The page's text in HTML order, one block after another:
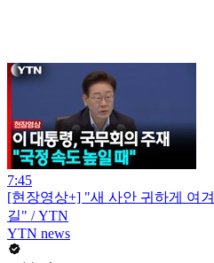
7:45
[현장영상+] "새 사안 귀하게 여
길" / YTN
YTN news